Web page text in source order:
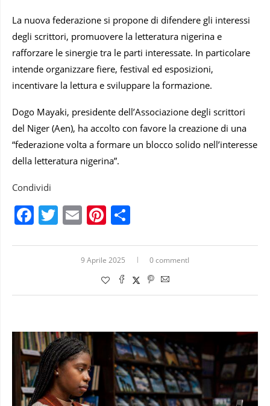
La nuova federazione si propone di difendere gli interessi
degli scrittori, promuovere la letteratura nigerina e
rafforzare le sinergie tra le parti interessate. In particolare
intende organizzare fiere, festival ed esposizioni,
incentivare la lettura e sviluppare la formazione.
Dogo Mayaki, presidente dell’Associazione degli scrittori
del Niger (Aen), ha accolto con favore la creazione di una
“federazione volta a formare un blocco solido nell’interesse
della letteratura nigerina”.
Condividi
Facebook
Twitter
EmailPinterest
9 Aprile 2025 0 commentI